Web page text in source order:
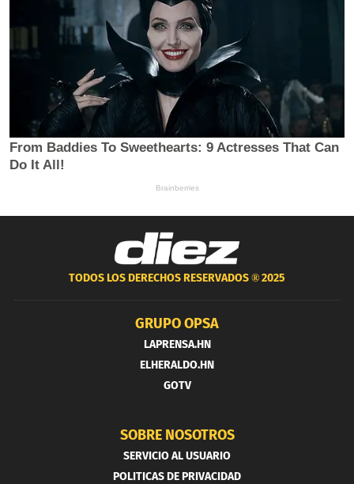
TODOS LOS DERECHOS RESERVADOS ®2025
GRUPO OPSA
LAPRENSA.HN
ELHERALDO.HN
GOTV
SOBRE NOSOTROS
SERVICIO AL USUARIO
POLITICAS DE PRIVACIDAD